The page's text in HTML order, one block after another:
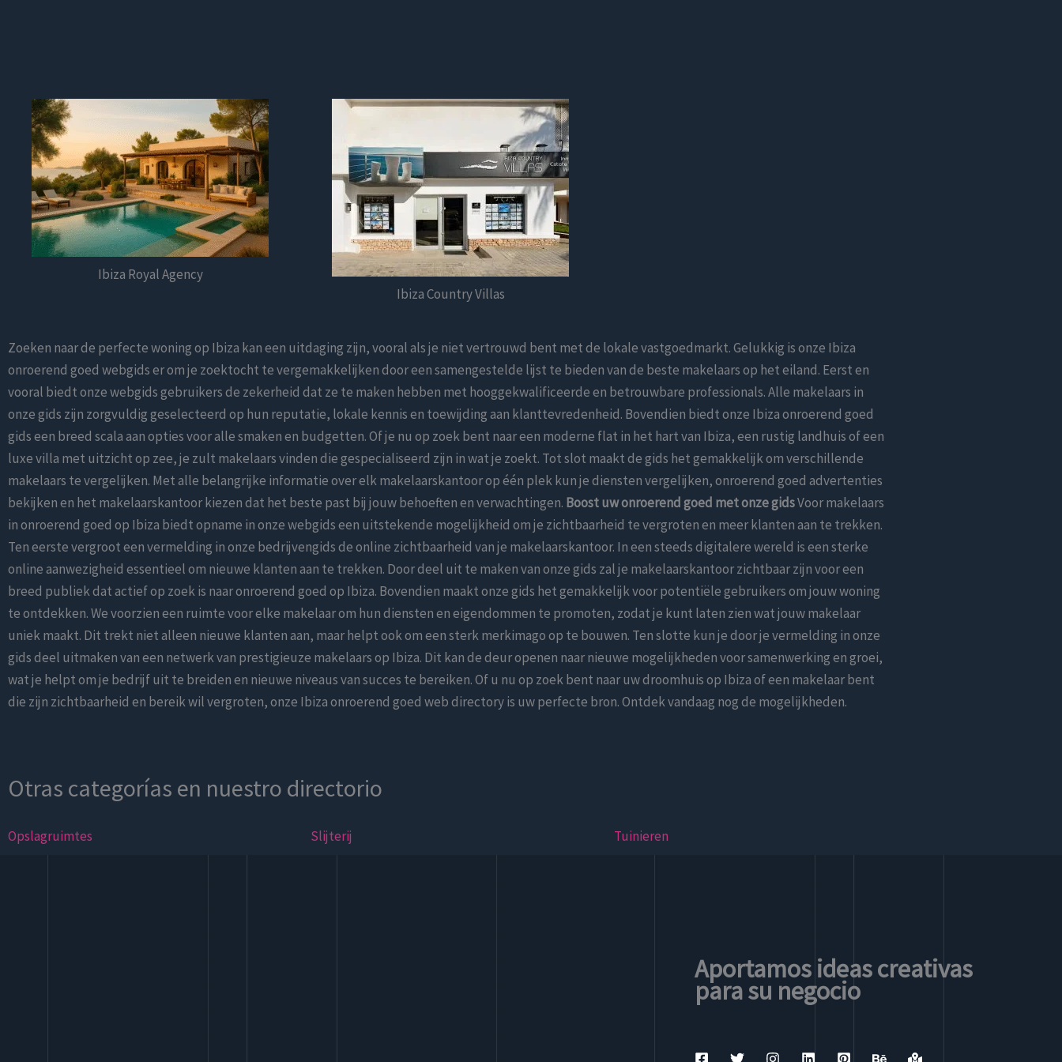
Ibiza Royal Agency
Ibiza Country Villas
Zoeken naar de perfecte woning op Ibiza kan een uitdaging zijn, vooral als je niet vertrouwd bent met de lokale vastgoedmarkt. Gelukkig is onze Ibiza
onroerend goed webgids er om je zoektocht te vergemakkelijken door een samengestelde lijst te bieden van de beste makelaars op het eiland. Eerst en
vooral biedt onze webgids gebruikers de zekerheid dat ze te maken hebben met hooggekwalificeerde en betrouwbare professionals. Alle makelaars in
onze gids zijn zorgvuldig geselecteerd op hun reputatie, lokale kennis en toewijding aan klanttevredenheid. Bovendien biedt onze Ibiza onroerend goed
gids een breed scala aan opties voor alle smaken en budgetten. Of je nu op zoek bent naar een moderne flat in het hart van Ibiza, een rustig landhuis of een
luxe villa met uitzicht op zee, je zult makelaars vinden die gespecialiseerd zijn in wat je zoekt. Tot slot maakt de gids het gemakkelijk om verschillende
makelaars te vergelijken. Met alle belangrijke informatie over elk makelaarskantoor op één plek kun je diensten vergelijken, onroerend goed advertenties
bekijken en het makelaarskantoor kiezen dat het beste past bij jouw behoeften en verwachtingen. Boost uw onroerend goed met onze gidsVoor makelaars
in onroerend goed op Ibiza biedt opname in onze webgids een uitstekende mogelijkheid om je zichtbaarheid te vergroten en meer klanten aan te trekken.
Ten eerste vergroot een vermelding in onze bedrijvengids de online zichtbaarheid van je makelaarskantoor. In een steeds digitalere wereld is een sterke
online aanwezigheid essentieel om nieuwe klanten aan te trekken. Door deel uit te maken van onze gids zal je makelaarskantoor zichtbaar zijn voor een
breed publiek dat actief op zoek is naar onroerend goed op Ibiza. Bovendien maakt onze gids het gemakkelijk voor potentiële gebruikers om jouw woning
te ontdekken. We voorzien een ruimte voor elke makelaar om hun diensten en eigendommen te promoten, zodat je kunt laten zien wat jouw makelaar
uniek maakt. Dit trekt niet alleen nieuwe klanten aan, maar helpt ook om een sterk merkimago op te bouwen. Ten slotte kun je door je vermelding in onze
gids deel uitmaken van een netwerk van prestigieuze makelaars op Ibiza. Dit kan de deur openen naar nieuwe mogelijkheden voor samenwerking en groei,
wat je helpt om je bedrijf uit te breiden en nieuwe niveaus van succes te bereiken. Of u nu op zoek bent naar uw droomhuis op Ibiza of een makelaar bent
die zijn zichtbaarheid en bereik wil vergroten, onze Ibiza onroerend goed web directory is uw perfecte bron. Ontdek vandaag nog de mogelijkheden.
Otras categorías en nuestro directorio
Opslagruimtes Slijterij Tuinieren
Aportamos ideas creativas
para su negocio